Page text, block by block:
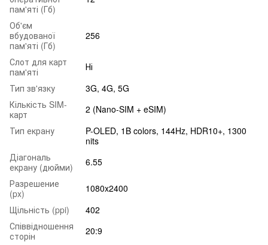
пам'яті (Гб)
Об'єм
вбудованої
пам'яті (Гб)
256
Слот для карт
пам'яті
Ні
Тип зв'язку
3G, 4G, 5G
Кількість SIM-
карт
2 (Nano-SIM + eSIM)
Тип екрану
P-OLED, 1B colors, 144Hz, HDR10+, 1300
nits
Діагональ
екрану (дюйми)
6.55
Разрешение
(px)
1080x2400
Щільність (ppi)
402
Співвідношення
сторін
20:9